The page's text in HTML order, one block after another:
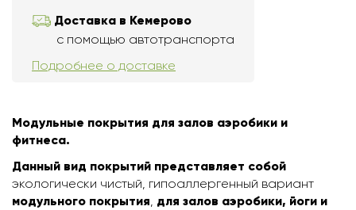
Доставка в Кемерово
с помощью автотранспорта
Подробнее о доставке
Модульные покрытия для залов аэробики и
фитнеса.
Данный вид покрытий представляет собой
экологически чистый, гипоаллергенный вариант
модульного покрытия, для залов аэробики, йоги и